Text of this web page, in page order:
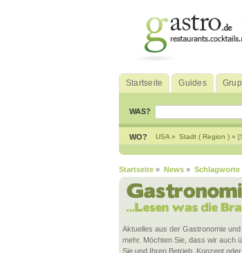
Startseite Guides
WAS?
WO? USA » Stadt ( Region ) »
Startseite » News » Schlagworte
Aktuelles aus der Gastronomie und
mehr. Möchten Sie, dass wir auch
Sie und Ihren Betrieb, Konzept oder